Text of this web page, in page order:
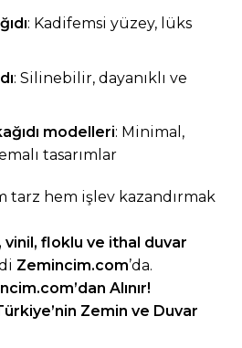
: Kadifemsi yüzey, lüks
: Silinebilir, dayanıklı ve
modelleri: Minimal,
tasarımlar
tarz hem işlev kazandırmak
floklu ve ithal duvar
Zemincim.com’da.
’dan Alınır!
Zemin ve Duvar